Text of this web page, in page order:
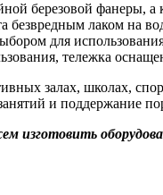
березовой фанеры, а
безвредным лаком на
для
тележка
залах, школах,
и поддержание